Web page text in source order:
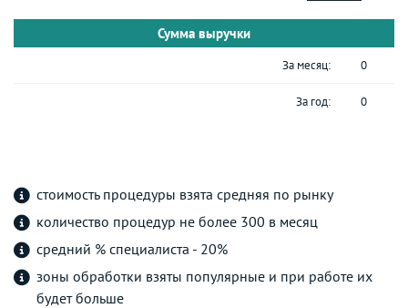
Сумма выручки
За месяц: 0
За год: 0
стоимость процедуры взята средняя по рынку
количество процедур не более 300 в месяц
средний % специалиста - 20%
зоны обработки взяты популярные и при работе их
будет больше